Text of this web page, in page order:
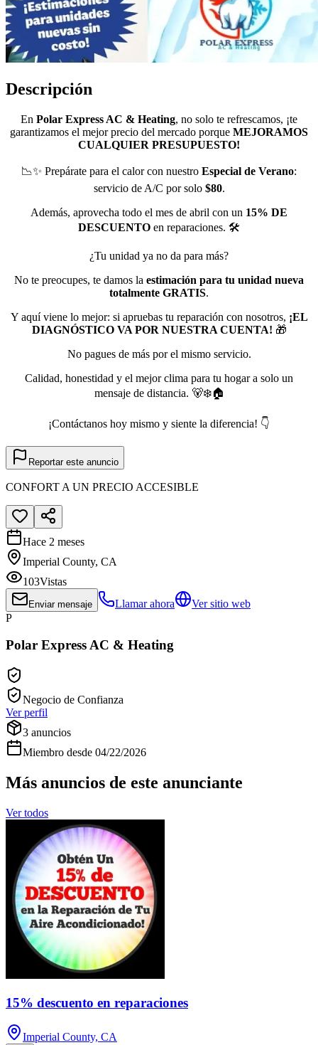
Descripción
En Polar Express AC & Heating, no solo te refrescamos, ¡te
garantizamos el mejor precio del mercado porque MEJORAMOS
CUALQUIER PRESUPUESTO!
📉✨ Prepárate para el calor con nuestro Especial de Verano:
servicio de A/C por solo $80.
Además, aprovecha todo el mes de abril con un 15% DE
DESCUENTO en reparaciones. 🛠️
¿Tu unidad ya no da para más?
No te preocupes, te damos la estimación para tu unidad nueva
totalmente GRATIS.
Y aquí viene lo mejor: si apruebas tu reparación con nosotros, ¡EL
DIAGNÓSTICO VA POR NUESTRA CUENTA! 🎁
No pagues de más por el mismo servicio.
Calidad, honestidad y el mejor clima para tu hogar a solo un
mensaje de distancia. 🐻‍❄️🏠
¡Contáctanos hoy mismo y siente la diferencia! 👇
Reportar este anuncio
CONFORT A UN PRECIO ACCESIBLE
Hace 2 meses
Imperial County, CA
103Vistas
Enviar mensaje Llamar ahora
Ver sitio web
P
Polar Express AC & Heating
Negocio de Confianza
Ver perfil
3 anuncios
Miembro desde 04/22/2026
Más anuncios de este anunciante
Ver todos
15% descuento en reparaciones
Imperial County, CA